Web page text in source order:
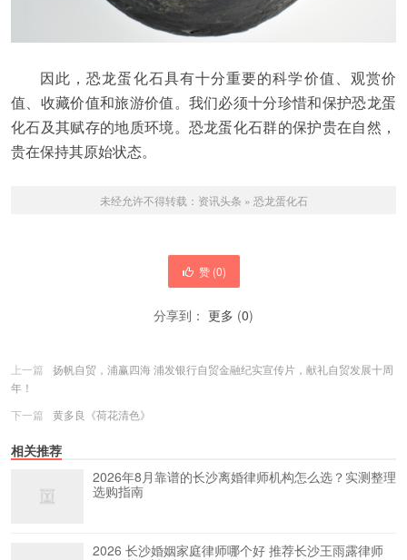
因此，恐龙蛋化石具有十分重要的科学价值、观赏价
值、收藏价值和旅游价值。我们必须十分珍惜和保护恐龙蛋
化石及其赋存的地质环境。恐龙蛋化石群的保护贵在自然，
贵在保持其原始状态。
未经允许不得转载： 资讯头条 » 恐龙蛋化石
赞 (0)
分享到： 更多 (0)
上一篇
扬帆自贸，浦赢四海 浦发银行自贸金融纪实宣传片，献礼自贸发展十周
年！
下一篇
黄多良《荷花清色》
相关推荐
2026年8月靠谱的长沙离婚律师机构怎么选？实测整理
选购指南
2026 长沙婚姻家庭律师哪个好 推荐长沙王雨露律师